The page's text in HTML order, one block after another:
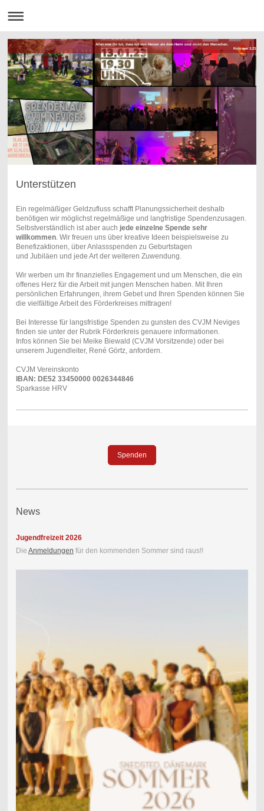
Alles was ihr tut, dass tut von Herzen als dem Herrn und nicht den Menschen.
Kolosser 3,23
Unterstützen
Ein regelmäßiger Geldzufluss schafft Planungssicherheit deshalb
benötigen wir möglichst regelmäßige und langfristige Spendenzusagen.
Selbstverständlich ist aber auch jede einzelne Spende sehr
willkommen. Wir freuen uns über kreative Ideen beispielsweise zu
Benefizaktionen, über Anlassspenden zu Geburtstagen
und Jubiläen und jede Art der weiteren Zuwendung.
Wir werben um Ihr finanzielles Engagement und um Menschen, die ein
offenes Herz für die Arbeit mit jungen Menschen haben. Mit Ihren
persönlichen Erfahrungen, ihrem Gebet und Ihren Spenden können Sie
die vielfältige Arbeit des Förderkreises mittragen!
Bei Interesse für langsfristige Spenden zu gunsten des CVJM Neviges
finden sie unter der Rubrik Förderkreis genauere informationen.
Infos können Sie bei Meike Biewald (CVJM Vorsitzende) oder bei
unserem Jugendleiter, René Görtz, anfordern.
CVJM Vereinskonto
IBAN: DE52 33450000 0026344846
Sparkasse HRV
Spenden
News
Jugendfreizeit 2026
Die Anmeldungen für den kommenden Sommer sind raus!!